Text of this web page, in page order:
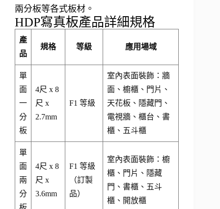
兩分板等各式板材。
HDP寫真板產品詳細規格
產
品
規格 等級 應用場域
單
面
一
分
板
4尺 x 8
尺 x
2.7mm
F1 等級
室內表面裝飾：牆
面、櫥櫃、門片、
天花板、隱藏門、
電視牆、櫃台、書
櫃、五斗櫃
單
面
兩
分
4尺 x 8
尺 x
3.6mm
F1 等級
（訂製
品）
室內表面裝飾：櫥
櫃、門片、隱藏
門、書櫃、五斗
櫃、開放櫃